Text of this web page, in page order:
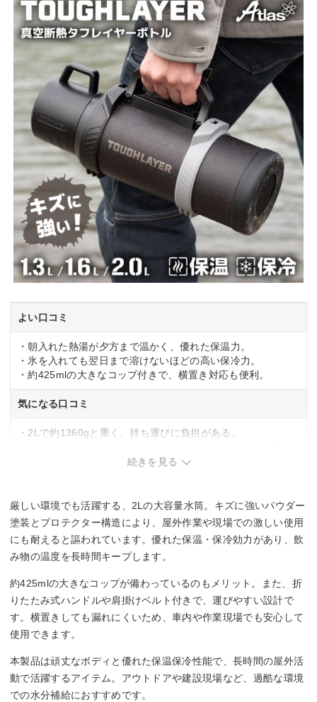
よい口コミ
・朝入れた熱湯が夕方まで温かく、優れた保温力。
・氷を入れても翌日まで溶けないほどの高い保冷力。
・約425mlの大きなコップ付きで、横置き対応も便利。
気になる口コミ
・2Lで約1360gと重く、持ち運びに負担がある。
続きを見る
厳しい環境でも活躍する、2Lの大容量水筒。キズに強いパウダー
塗装とプロテクター構造により、屋外作業や現場での激しい使用
にも耐えると謳われています。優れた保温・保冷効力があり、飲
み物の温度を長時間キープします。
約425mlの大きなコップが備わっているのもメリット。また、折
りたたみ式ハンドルや肩掛けベルト付きで、運びやすい設計で
す。横置きしても漏れにくいため、車内や作業現場でも安心して
使用できます。
本製品は頑丈なボディと優れた保温保冷性能で、長時間の屋外活
動で活躍するアイテム。アウトドアや建設現場など、過酷な環境
での水分補給におすすめです。